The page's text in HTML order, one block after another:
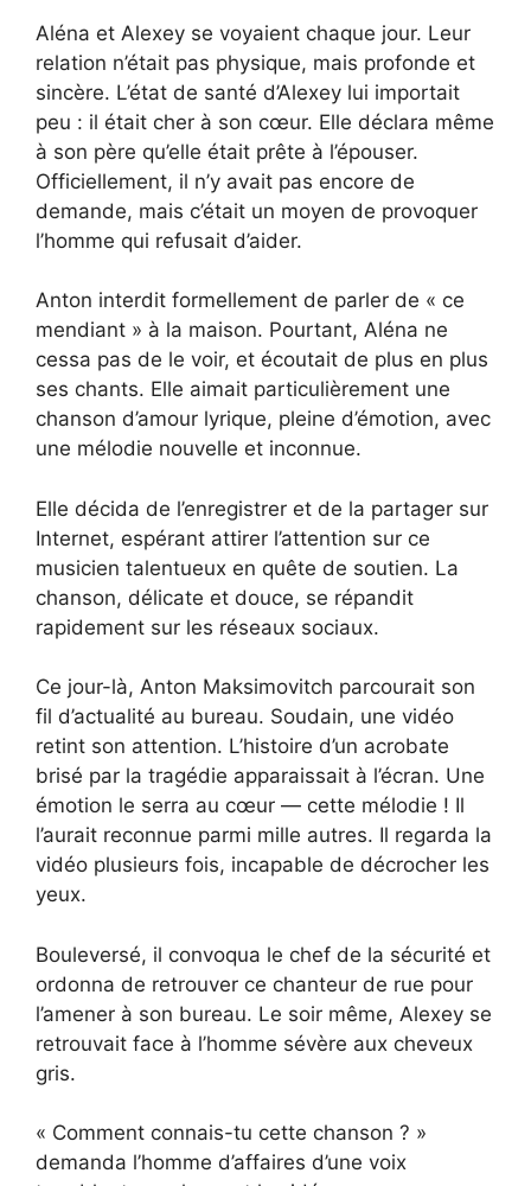
Aléna et Alexey se voyaient chaque jour. Leur
relation n’était pas physique, mais profonde et
sincère. L’état de santé d’Alexey lui importait
peu : il était cher à son cœur. Elle déclara même
à son père qu’elle était prête à l’épouser.
Officiellement, il n’y avait pas encore de
demande, mais c’était un moyen de provoquer
l’homme qui refusait d’aider.
Anton interdit formellement de parler de « ce
mendiant » à la maison. Pourtant, Aléna ne
cessa pas de le voir, et écoutait de plus en plus
ses chants. Elle aimait particulièrement une
chanson d’amour lyrique, pleine d’émotion, avec
une mélodie nouvelle et inconnue.
Elle décida de l’enregistrer et de la partager sur
Internet, espérant attirer l’attention sur ce
musicien talentueux en quête de soutien. La
chanson, délicate et douce, se répandit
rapidement sur les réseaux sociaux.
Ce jour-là, Anton Maksimovitch parcourait son
fil d’actualité au bureau. Soudain, une vidéo
retint son attention. L’histoire d’un acrobate
brisé par la tragédie apparaissait à l’écran. Une
émotion le serra au cœur — cette mélodie ! Il
l’aurait reconnue parmi mille autres. Il regarda la
vidéo plusieurs fois, incapable de décrocher les
yeux.
Bouleversé, il convoqua le chef de la sécurité et
ordonna de retrouver ce chanteur de rue pour
l’amener à son bureau. Le soir même, Alexey se
retrouvait face à l’homme sévère aux cheveux
gris.
« Comment connais-tu cette chanson ? »
demanda l’homme d’affaires d’une voix